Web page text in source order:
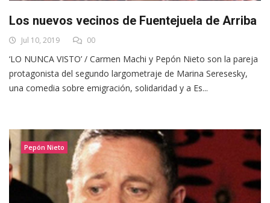
Los nuevos vecinos de Fuentejuela de Arriba
Jul 10, 2019 00
‘LO NUNCA VISTO’ / Carmen Machi y Pepón Nieto son la pareja
protagonista del segundo largometraje de Marina Seresesky,
una comedia sobre emigración, solidaridad y a Es...
Pepón Nieto